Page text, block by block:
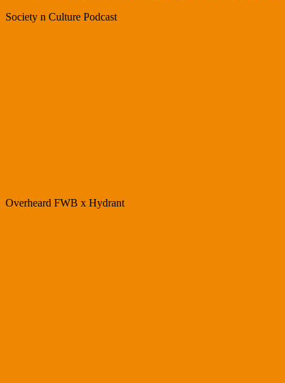
Society n Culture Podcast
Overheard FWB x Hydrant